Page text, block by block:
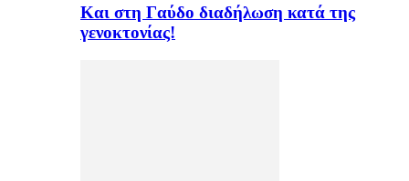
Και στη Γαύδο διαδήλωση κατά της
γενοκτονίας!